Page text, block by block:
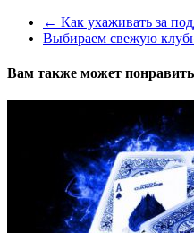
← Как ухаживать за
Выбираем свежую
Вам также может